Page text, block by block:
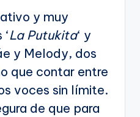
y muy
La Putukita‘ y
y Melody, dos
que contar entre
voces sin límite.
de que para